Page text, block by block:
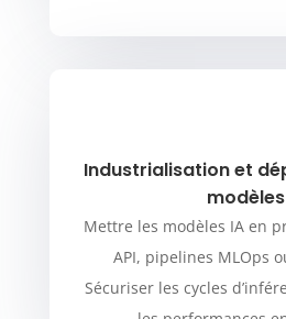
Industrialisation et
modèles
Mettre les modèles IA en
API, pipelines MLOps
Sécuriser les cycles